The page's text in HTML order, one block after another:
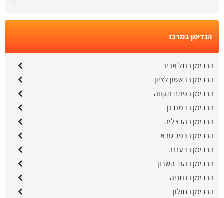
הנדימן במרכז
הנדימן בתל אביב
הנדימן בראשון לציון
הנדימן בפתח תקווה
הנדימן ברמת גן
הנדימן בהרצליה
הנדימן בכפר סבא
הנדימן ברעננה
הנדימן בהוד השרון
הנדימן בנתניה
הנדימן בחולון